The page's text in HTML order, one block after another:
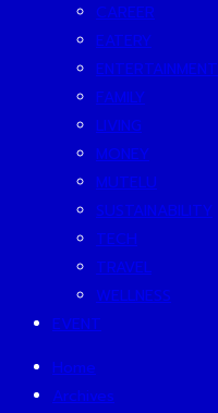
CAREER
EATERY
ENTERTAINMENT
FAMILY
LIVING
MONEY
MUTELU
SUSTAINABILITY
TECH
TRAVEL
WELLNESS
EVENT
Home
Archives